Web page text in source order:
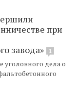
при
завода»
1
уголовного дела о